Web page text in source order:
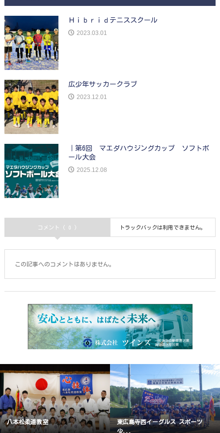
Ｈｉｂｒｉｄテニススクール
2023.03.01
広少年サッカークラブ
2023.12.01
｜第6回 マエダハウジングカップ ソフトボ
ール大会
2025.12.08
コメント ( 0 ) トラックバックは利用できません。
この記事へのコメントはありません。
八本松柔道教室
東広島寺西イーグルス スポーツ
少...